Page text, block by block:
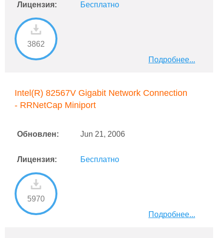
Лицензия: Бесплатно
3862
Подробнее...
Intel(R) 82567V Gigabit Network Connection
- RRNetCap Miniport
Обновлен: Jun 21, 2006
Лицензия: Бесплатно
5970
Подробнее...